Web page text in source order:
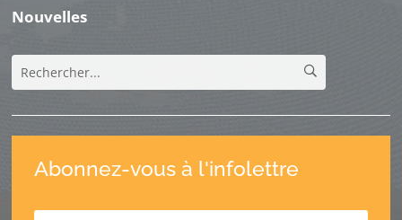
Nouvelles
Abonnez-vous à l'infolettre